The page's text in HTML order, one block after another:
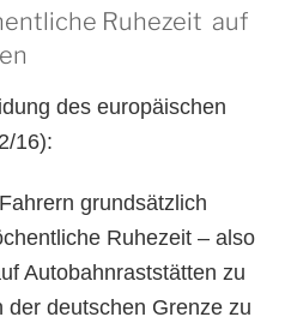
Ruhezeit auf
des europäischen
16):
grundsätzlich
Ruhezeit – also
Autobahnraststätten zu
deutschen Grenze zu